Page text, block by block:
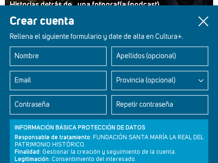
Crear cuenta
Rellena el siguiente formulario y date de alta en Cultura+.
Nombre Apellidos (opcional)
Email Provincia (opcional)
Contraseña Repetir contraseña
INFORMACIÓN BÁSICA PROTECCIÓN DE DATOS
Responsable de tratamiento: FUNDACIÓN SANTA MARÍA LA REAL DEL
PATRIMONIO HISTÓRICO.
Finalidad: Gestionar la creación y seguimiento de la cuenta.
Legitimación: Consentimiento del interesado.
Historias detrás de... una fotografía (podcast)
Retablos Renacentistas Este de León